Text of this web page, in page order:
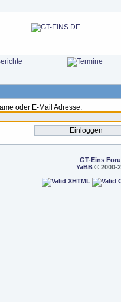
oder E-Mail Adresse:
GT-Eins
YaBB© 2000-